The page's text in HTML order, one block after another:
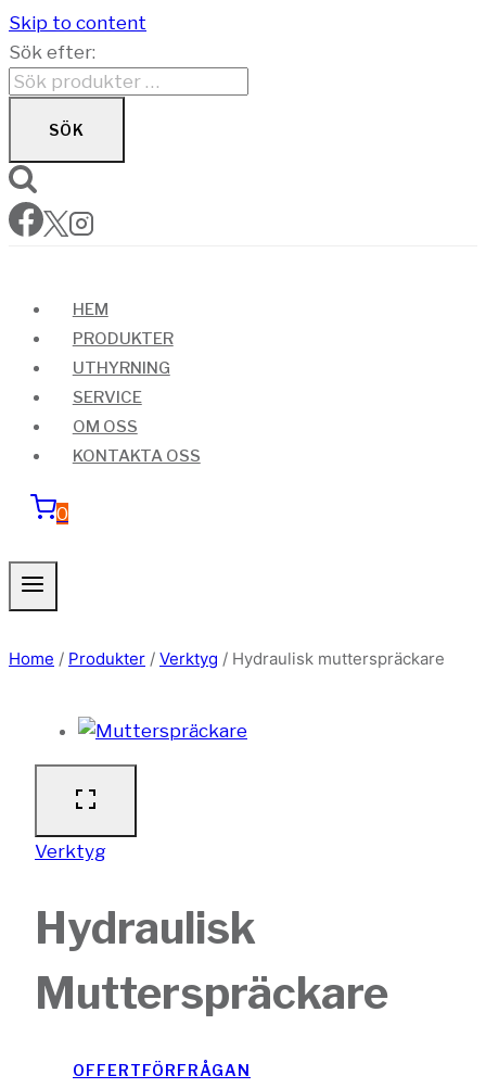
Skip to content
Sök efter:
SÖK
HEM
PRODUKTER
UTHYRNING
SERVICE
OM OSS
KONTAKTA OSS
0
Home / Produkter / Verktyg / Hydraulisk mutterspräckare
Verktyg
Hydraulisk
Mutterspräckare
OFFERTFÖRFRÅGAN